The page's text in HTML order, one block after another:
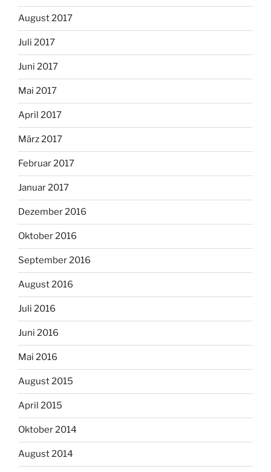
August 2017
Juli 2017
Juni 2017
Mai 2017
April 2017
März 2017
Februar 2017
Januar 2017
Dezember 2016
Oktober 2016
September 2016
August 2016
Juli 2016
Juni 2016
Mai 2016
August 2015
April 2015
Oktober 2014
August 2014